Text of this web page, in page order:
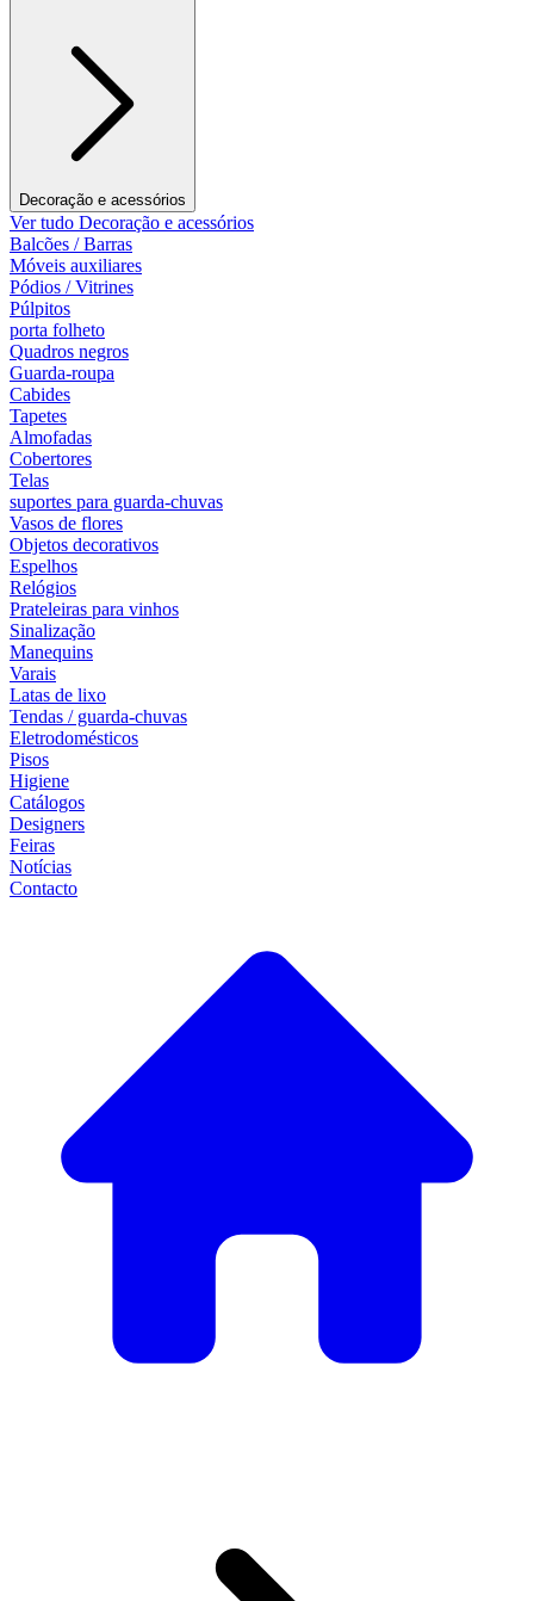
Decoração e acessórios
Ver tudo Decoração e acessórios
Balcões / Barras
Móveis auxiliares
Pódios / Vitrines
Púlpitos
porta folheto
Quadros negros
Guarda-roupa
Cabides
Tapetes
Almofadas
Cobertores
Telas
suportes para guarda-chuvas
Vasos de flores
Objetos decorativos
Espelhos
Relógios
Prateleiras para vinhos
Sinalização
Manequins
Varais
Latas de lixo
Tendas / guarda-chuvas
Eletrodomésticos
Pisos
Higiene
Catálogos
Designers
Feiras
Notícias
Contacto